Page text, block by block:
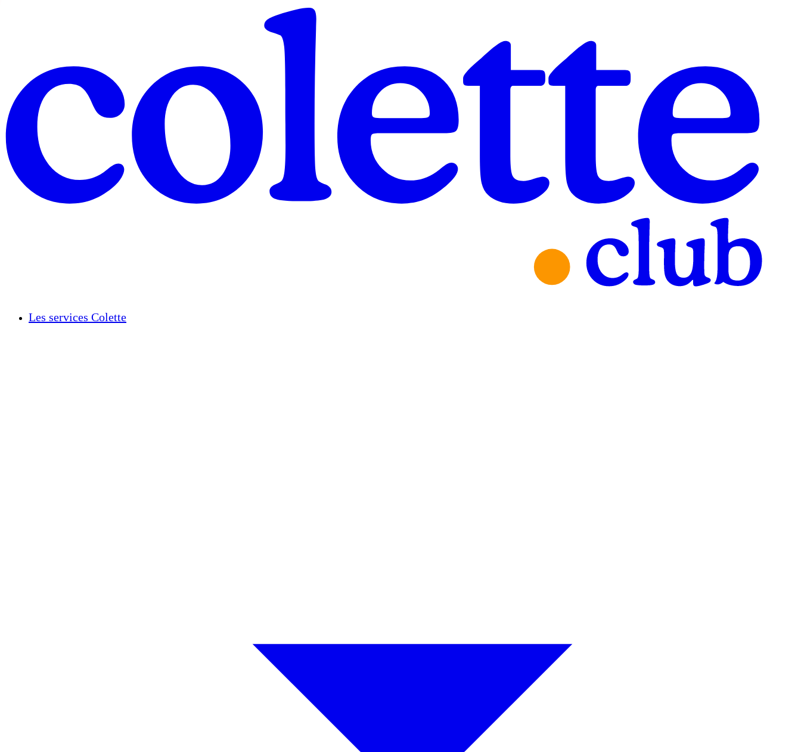
Les services Colette